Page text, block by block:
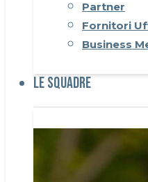
Partner
Fornitori
Business
Le Squadre